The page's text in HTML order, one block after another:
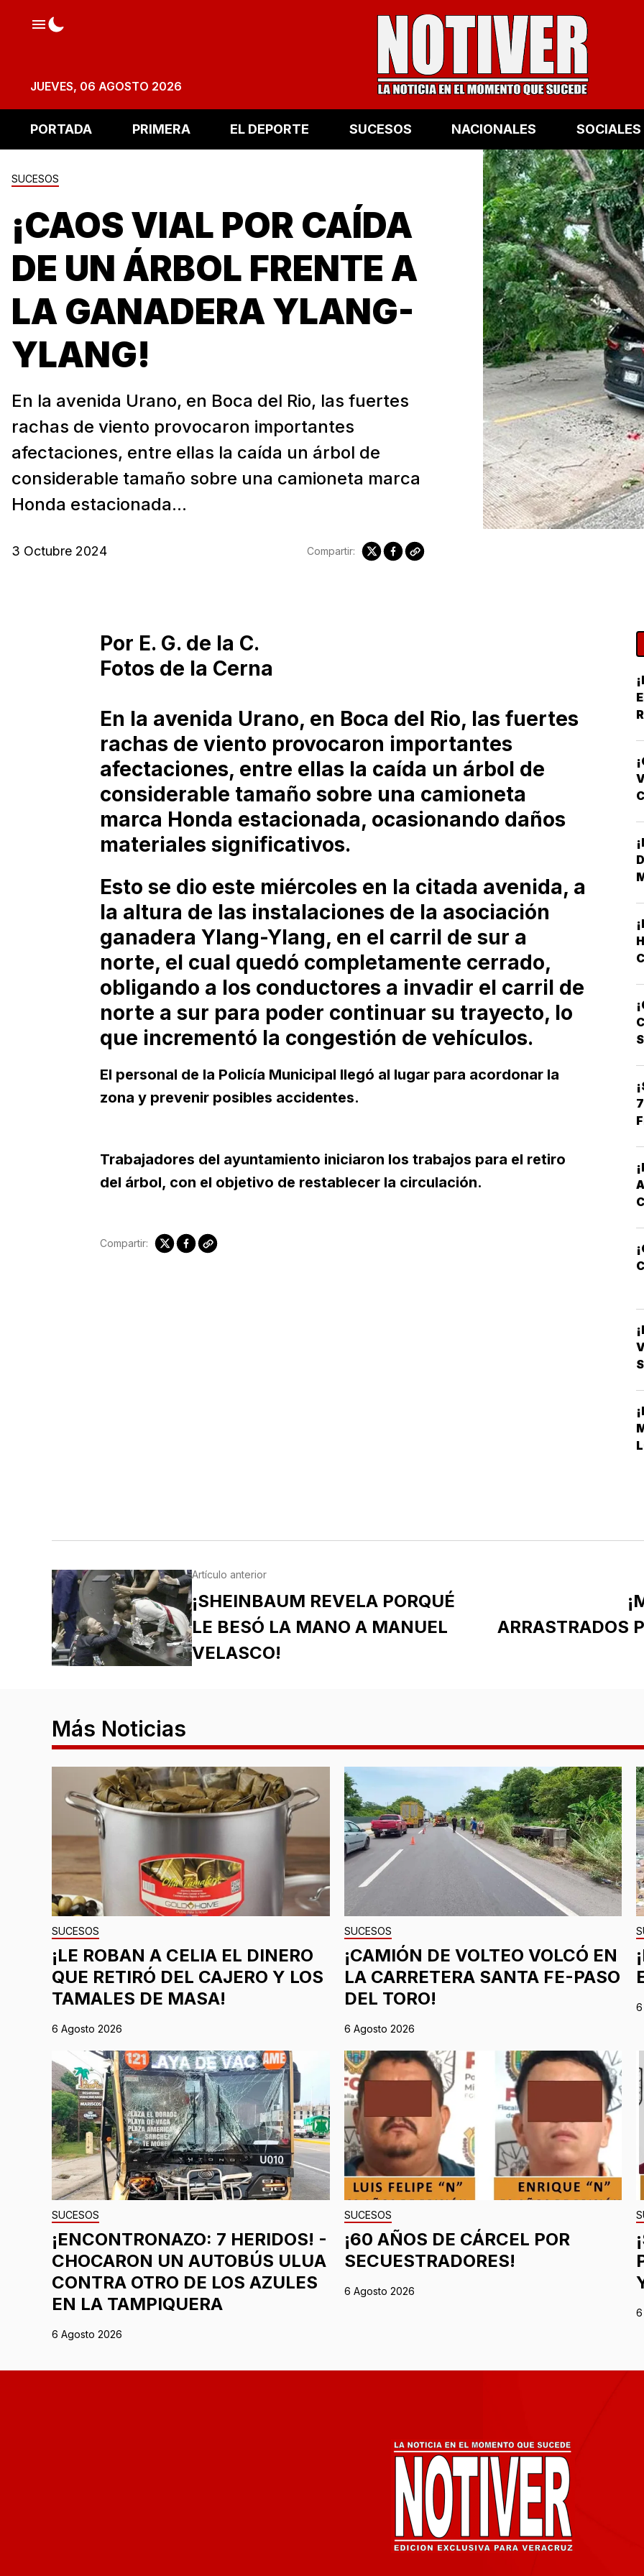
JUEVES, 06 AGOSTO 2026
PORTADA PRIMERA EL DEPORTE SUCESOS NACIONALES SOCIALES
SUCESOS
¡CAOS VIAL POR CAÍDA
DE UN ÁRBOL FRENTE A
LA GANADERA YLANG-
YLANG!
En la avenida Urano, en Boca del Rio, las fuertes
rachas de viento provocaron importantes
afectaciones, entre ellas la caída un árbol de
considerable tamaño sobre una camioneta marca
Honda estacionada...
3 Octubre 2024 Compartir:
Por E. G. de la C.
Fotos de la Cerna
En la avenida Urano, en Boca del Rio, las fuertes
rachas de viento provocaron importantes
afectaciones, entre ellas la caída un árbol de
considerable tamaño sobre una camioneta
marca Honda estacionada, ocasionando daños
materiales significativos.
Esto se dio este miércoles en la citada avenida, a
la altura de las instalaciones de la asociación
ganadera Ylang-Ylang, en el carril de sur a
norte, el cual quedó completamente cerrado,
obligando a los conductores a invadir el carril de
norte a sur para poder continuar su trayecto, lo
que incrementó la congestión de vehículos.
El personal de la Policía Municipal llegó al lugar para acordonar la
zona y prevenir posibles accidentes.
Trabajadores del ayuntamiento iniciaron los trabajos para el retiro
del árbol, con el objetivo de restablecer la circulación.
Compartir:
Artículo anterior
¡SHEINBAUM REVELA PORQUÉ
LE BESÓ LA MANO A MANUEL
VELASCO!
ARRASTRADOS
Más Noticias
SUCESOS
¡LE ROBAN A CELIA EL DINERO
QUE RETIRÓ DEL CAJERO Y LOS
TAMALES DE MASA!
6 Agosto 2026
SUCESOS
¡CAMIÓN DE VOLTEO VOLCÓ EN
LA CARRETERA SANTA FE-PASO
DEL TORO!
6 Agosto 2026
SUCESOS
¡ENCONTRONAZO: 7 HERIDOS! -
CHOCARON UN AUTOBÚS ULUA
CONTRA OTRO DE LOS AZULES
EN LA TAMPIQUERA
6 Agosto 2026
SUCESOS
¡60 AÑOS DE CÁRCEL POR
SECUESTRADORES!
6 Agosto 2026